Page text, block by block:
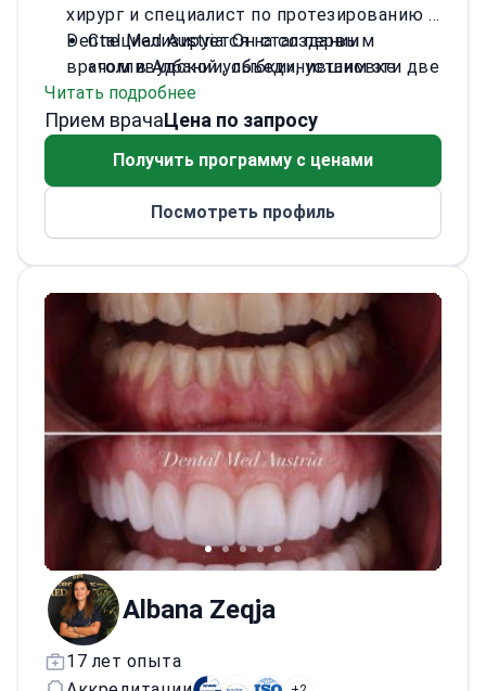
хирург и специалист по протезированию в
Dental Med Austria. Он стал первым
врачом в Албании, объединившим эти две
области. За три года д-р Пеза успешно
установил более 1000 зубных
клинические случаи, требующие как
эстетической реставрации.
Специализируется на создании
«голливудской улыбки», установке
коронок из диоксида циркония и
керамических виниров.
гингивэктомию и установку полных
Работает в клинике,
партнером швейцарской компании
Ivoclar Vivadent.
Окончил стоматологический факультет
Тиранского университета.
Читать подробнее
Прием врачаЦена по запросу
Получить программу с ценами
Посмотреть профиль
Albana Zeqja
17 лет опыта